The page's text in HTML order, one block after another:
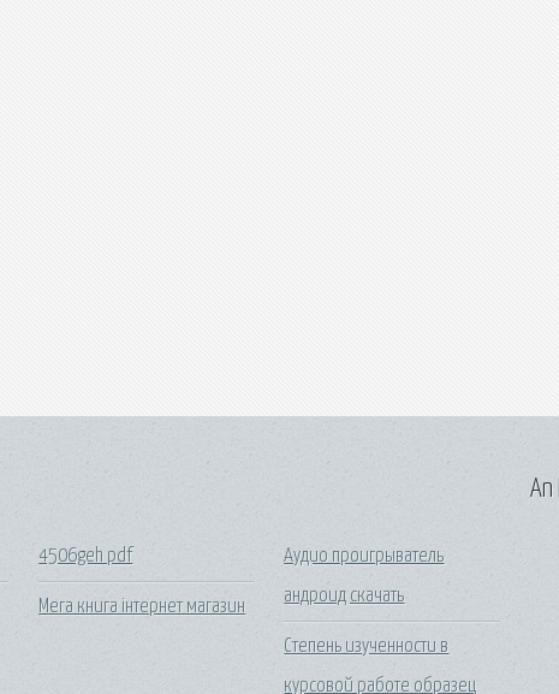
4506geh pdf
Мега книга інтернет магазин
Аудио проигрыватель
андроид скачать
Степень изученности в
курсовой работе образец
An